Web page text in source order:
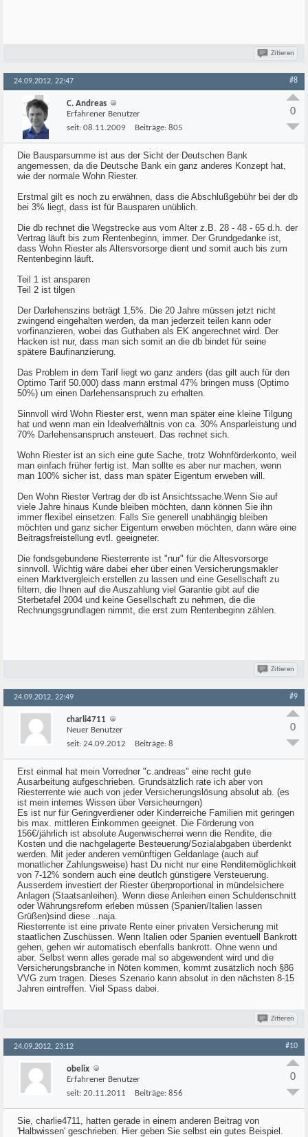
Zitieren
24.09.2012, 22:47 #8
C. Andreas
Erfahrener Benutzer
seit: 08.11.2009 Beiträge: 805
0
Die Bausparsumme ist aus der Sicht der Deutschen Bank
angemessen, da die Deutsche Bank ein ganz anderes Konzept hat,
wie der normale Wohn Riester.
Erstmal gilt es noch zu erwähnen, dass die Abschlußgebühr bei der db
bei 3% liegt, dass ist für Bausparen unüblich.
Die db rechnet die Wegstrecke aus vom Alter z.B. 28 - 48 - 65 d.h. der
Vertrag läuft bis zum Rentenbeginn, immer. Der Grundgedanke ist,
dass Wohn Riester als Altersvorsorge dient und somit auch bis zum
Rentenbeginn läuft.
Teil 1 ist ansparen
Teil 2 ist tilgen
Der Darlehenszins beträgt 1,5%. Die 20 Jahre müssen jetzt nicht
zwingend eingehalten werden, da man jederzeit teilen kann oder
vorfinanzieren, wobei das Guthaben als EK angerechnet wird. Der
Hacken ist nur, dass man sich somit an die db bindet für seine
spätere Baufinanzierung.
Das Problem in dem Tarif liegt wo ganz anders (das gilt auch für den
Optimo Tarif 50.000) dass mann erstmal 47% bringen muss (Optimo
50%) um einen Darlehensanspruch zu erhalten.
Sinnvoll wird Wohn Riester erst, wenn man später eine kleine Tilgung
hat und wenn man ein Idealverhältnis von ca. 30% Ansparleistung und
70% Darlehensanspruch ansteuert. Das rechnet sich.
Wohn Riester ist an sich eine gute Sache, trotz Wohnförderkonto, weil
man einfach früher fertig ist. Man sollte es aber nur machen, wenn
man 100% sicher ist, dass man später Eigentum erweben will.
Den Wohn Riester Vertrag der db ist Ansichtssache.Wenn Sie auf
viele Jahre hinaus Kunde bleiben möchten, dann können Sie ihn
immer flexibel einsetzen. Falls Sie generell unabhängig bleiben
möchten und ganz sicher Eigentum erweben möchten, dann wäre eine
Beitragsfreistellung evtl. geeigneter.
Die fondsgebundene Riesterrente ist "nur" für die Altesvorsorge
sinnvoll. Wichtig wäre dabei eher über einen Versicherungsmakler
einen Marktvergleich erstellen zu lassen und eine Gesellschaft zu
filtern, die Ihnen auf die Auszahlung viel Garantie gibt auf die
Sterbetafel 2004 und keine Gesellschaft zu nehmen, die die
Rechnungsgrundlagen nimmt, die erst zum Rentenbeginn zählen.
Zitieren
24.09.2012, 22:49 #9
charli4711
Neuer Benutzer
seit: 24.09.2012 Beiträge: 8
0
Erst einmal hat mein Vorredner "c.andreas" eine recht gute
Ausarbeitung aufgeschrieben. Grundsätzlich rate ich aber von
Riesterrente wie auch von jeder Versicherungslösung absolut ab. (es
ist mein internes Wissen über Versicheurngen)
Es ist nur für Geringverdiener oder Kinderreiche Familien mit geringen
bis max. mittleren Einkommen geeignet. Die Förderung von
156€/jährlich ist absolute Augenwischerrei wenn die Rendite, die
Kosten und die nachgelagerte Besteuerung/Sozialabgaben überdenkt
werden. Mit jeder anderen vernünftigen Geldanlage (auch auf
monatlicher Zahlungsweise) hast Du nicht nur eine Renditemöglichkeit
von 7-12% sondern auch eine deutlch günstigere Versteuerung.
Ausserdem investiert der Riester überproportional in mündelsichere
Anlagen (Staatsanleihen). Wenn diese Anleihen einen Schuldenschnitt
oder Währungsreform erleben müssen (Spanien/Italien lassen
Grüßen)sind diese ..naja.
Riesterrente ist eine private Rente einer privaten Versicherung mit
staatlichen Zuschüssen. Wenn Italien oder Spanien eventuell Bankrott
gehen, gehen wir automatisch ebenfalls bankrott. Ohne wenn und
aber. Selbst wenn alles gerade mal so abgewendent wird und die
Versicherungsbranche in Nöten kommen, kommt zusätzlich noch §86
VVG zum tragen. Dieses Szenario kann absolut in den nächsten 8-15
Jahren eintreffen. Viel Spass dabei.
Zitieren
24.09.2012, 23:12 #10
obelix
Erfahrener Benutzer
seit: 20.11.2011 Beiträge: 856
0
Sie, charlie4711, hatten gerade in einem anderen Beitrag von
'Halbwissen' geschrieben. Hier geben Sie selbst ein gutes Beispiel.